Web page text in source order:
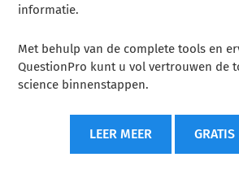
informatie.
Met behulp van de complete tools en
QuestionPro kunt u vol vertrouwen de
science binnenstappen.
LEER MEER GRATIS